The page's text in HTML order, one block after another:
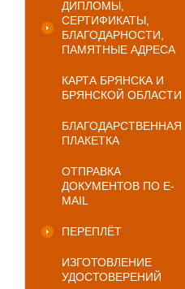
ДИПЛОМЫ,
СЕРТИФИКАТЫ,
БЛАГОДАРНОСТИ,
ПАМЯТНЫЕ АДРЕСА
КАРТА БРЯНСКА И
БРЯНСКОЙ ОБЛАСТИ
БЛАГОДАРСТВЕННАЯ
ПЛАКЕТКА
ОТПРАВКА
ДОКУМЕНТОВ ПО E-
MAIL
ПЕРЕПЛЁТ
ИЗГОТОВЛЕНИЕ
УДОСТОВЕРЕНИЙ